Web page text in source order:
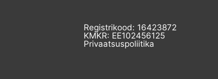
Registrikood: 16423872
KMKR: EE102456125
Privaatsuspoliitika